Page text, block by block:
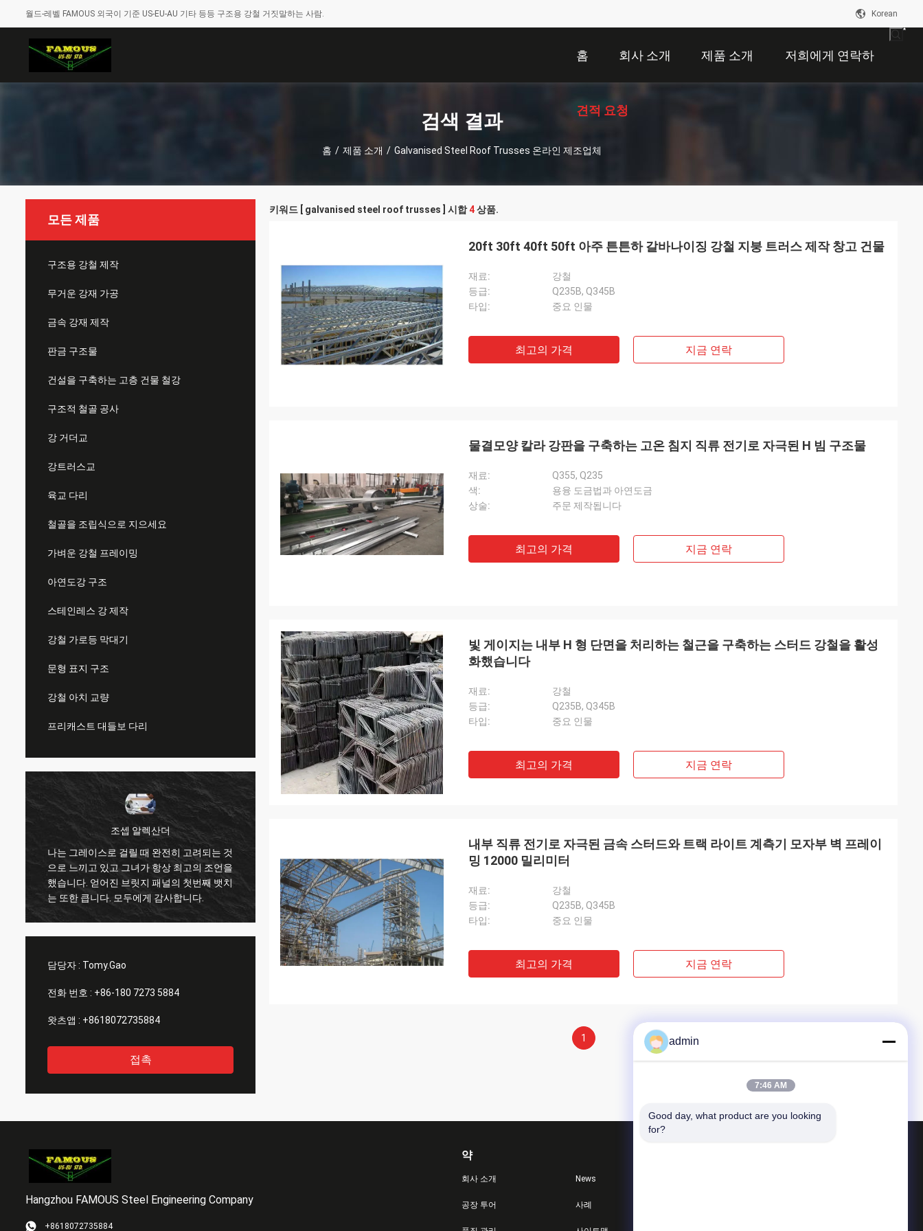
월드-레벨 FAMOUS 외국이 기준 US-EU-AU 기타 등등 구조용 강철 거짓말하는 사람. Korean
홈 회사 소개 제품 소개 저희에게 연락하
십시오
견적 요청
검색 결과
홈 / 제품 소개 / Galvanised Steel Roof Trusses 온라인 제조업체
모든 제품
구조용 강철 제작
무거운 강재 가공
금속 강재 제작
판금 구조물
건설을 구축하는 고층 건물 철강
구조적 철골 공사
강 거더교
강트러스교
육교 다리
철골을 조립식으로 지으세요
가벼운 강철 프레이밍
아연도강 구조
스테인레스 강 제작
강철 가로등 막대기
문형 표지 구조
강철 아치 교량
프리캐스트 대들보 다리
조셉 알렉산더
나는 그레이스로 걸릴 때 완전히 고려되는 것
으로 느끼고 있고 그녀가 항상 최고의 조언을
했습니다. 얻어진 브릿지 패널의 첫번째 뱃치
는 또한 큽니다. 모두에게 감사합니다.
좋은 팀 구성원들은 항상 제시간에 예산과 인
내심, 좋은 직업과 응답 질문을 제공합니다!
담당자 : Tomy.Gao
전화 번호 : +86-180 7273 5884
왓츠앱 : +8618072735884
접촉
키워드 [ galvanised steel roof trusses ] 시합4상품.
20ft 30ft 40ft 50ft 아주 튼튼하 갈바나이징 강철 지붕 트러스 제작 창고 건물
재료:
강철
등급:
Q235B, Q345B
타입:
중요 인물
최고의 가격 지금 연락
물결모양 칼라 강판을 구축하는 고온 침지 직류 전기로 자극된 H 빔 구조물
재료:
Q355, Q235
색:
용융 도금법과 아연도금
상술:
주문 제작됩니다
최고의 가격 지금 연락
빛 게이지는 내부 H 형 단면을 처리하는 철근을 구축하는 스터드 강철을 활성
화했습니다
재료:
강철
등급:
Q235B, Q345B
타입:
중요 인물
최고의 가격 지금 연락
내부 직류 전기로 자극된 금속 스터드와 트랙 라이트 계측기 모자부 벽 프레이
밍 12000 밀리미터
재료:
강철
등급:
Q235B, Q345B
타입:
중요 인물
최고의 가격 지금 연락
1
Hangzhou FAMOUS Steel Engineering Company
+8618072735884
약
회사 소개
공장 투어
News
사례
admin
7:46 AM
Good day, what product are you looking
for?